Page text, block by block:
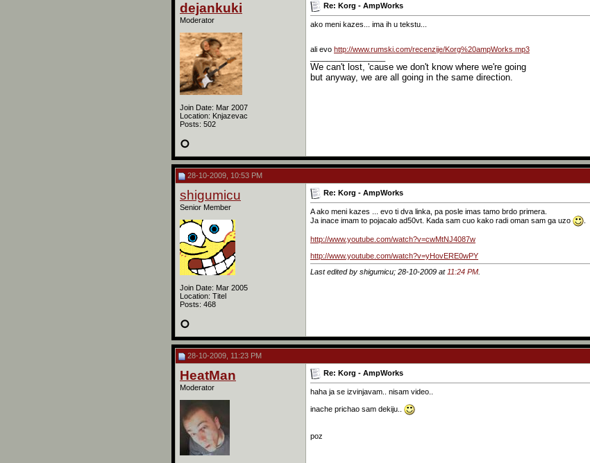
dejankuki
Moderator
Join Date: Mar 2007
Location: Knjazevac
Posts: 502
Re: Korg - AmpWorks
ako meni kazes... ima ih u tekstu...
ali evo http://www.rumski.com/recenzije/Korg%20ampWorks.mp3
We can't lost, 'cause we don't know where we're going
but anyway, we are all going in the same direction.
28-10-2009, 10:53 PM
shigumicu
Senior Member
Join Date: Mar 2005
Location: Titel
Posts: 468
Re: Korg - AmpWorks
A ako meni kazes ... evo ti dva linka, pa posle imas tamo brdo primera.
Ja inace imam to pojacalo ad50vt. Kada sam cuo kako radi oman sam ga uzo
http://www.youtube.com/watch?v=cwMtNJ4087w
http://www.youtube.com/watch?v=yHovERE0wPY
Last edited by shigumicu; 28-10-2009 at 11:24 PM
28-10-2009, 11:23 PM
HeatMan
Moderator
Re: Korg - AmpWorks
haha ja se izvinjavam.. nisam video..
inache prichao sam dekiju..
poz